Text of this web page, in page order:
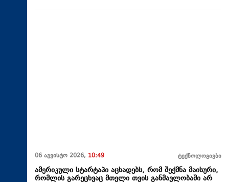
06 აგვისტო 2026, 10:49 ტექნოლოგიები
ამერიკული სტარტაპი აცხადებს, რომ შექმნა მაისური,
რომლის გარეცხვაც მთელი თვის განმავლობაში არ